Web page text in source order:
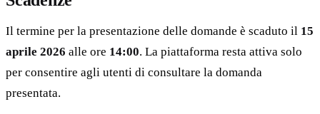
Il termine per la presentazione delle domande è scaduto il 15
aprile 2026 alle ore 14:00. La piattaforma resta attiva solo
per consentire agli utenti di consultare la domanda
presentata.